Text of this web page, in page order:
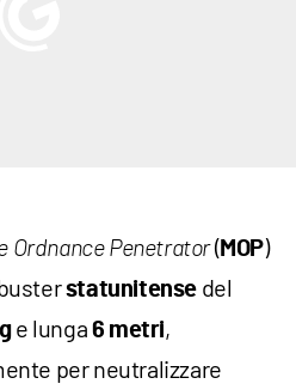
Ordnance Penetrator( MOP)
statunitense del
e lunga 6 metri,
per neutralizzare